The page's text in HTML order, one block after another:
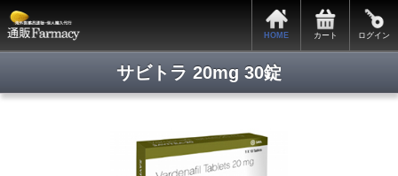
HOME カート ログイン
サビトラ 20mg 30錠